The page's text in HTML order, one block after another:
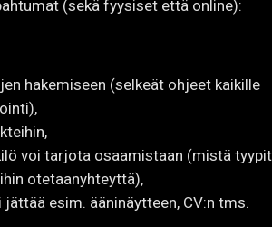
(sekä fyysiset että online):
hakemiseen (selkeät ohjeet kaikille
voi tarjota osaamistaan (mistä tyypit
otetaanyhteyttä),
esim. ääninäytteen, CV:n tms.